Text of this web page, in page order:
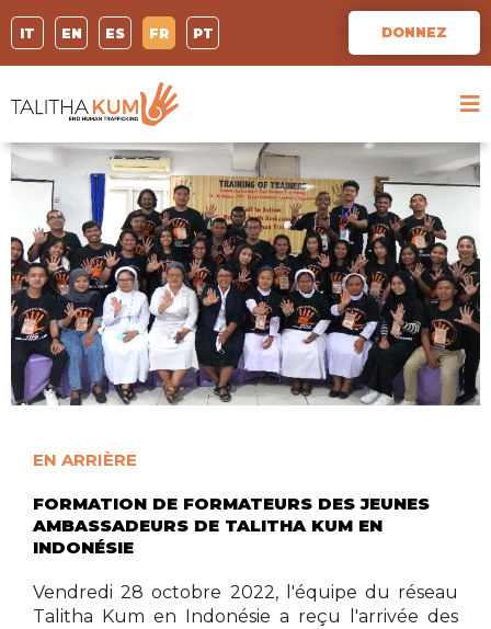
IT EN ES FR PT DONNEZ
EN ARRIÈRE
FORMATION DE FORMATEURS DES JEUNES
AMBASSADEURS DE TALITHA KUM EN
INDONÉSIE
Vendredi 28 octobre 2022, l'équipe du réseau
Talitha Kum en Indonésie a reçu l'arrivée des